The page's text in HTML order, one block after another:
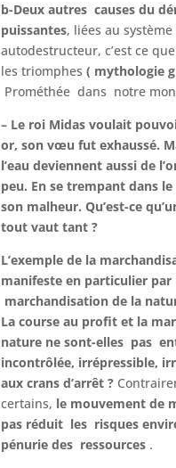
b-Deux autres causes du
puissantes, liées au
autodestructeur, c’est ce
les triomphes ( mythologie
Prométhée dans notre
– Le roi Midas voulait
or, son vœu fut exhaussé.
l’eau deviennent aussi de
peu. En se trempant dans
son malheur. Qu’est-ce
tout vaut tant ?
L’exemple de la
manifeste en particulier par
marchandisation de la
La course au profit et la
nature ne sont-elles pas
incontrôlée, irrépressible,
aux crans d’arrêt ?
certains, le mouvement de
pas réduit les risques
pénurie des ressources .